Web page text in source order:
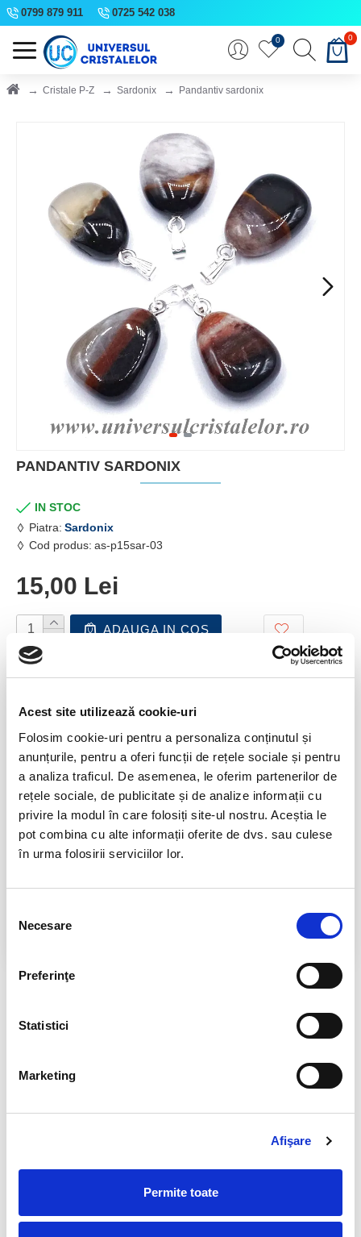
Acest site utilizează cookie-uri
Folosim cookie-uri pentru a personaliza conținutul și
anunțurile, pentru a oferi funcții de rețele sociale și pentru
a analiza traficul. De asemenea, le oferim partenerilor de
rețele sociale, de publicitate și de analize informații cu
privire la modul în care folosiți site-ul nostru. Aceștia le
pot combina cu alte informații oferite de dvs. sau culese
în urma folosirii serviciilor lor.
consimțământului
Necesare
Preferinţe
Statistici
Marketing
Afişare
Permite toate
0799 879 911 0725 542 038
0 0
Cristale P-Z Sardonix Pandantiv sardonix
PANDANTIV SARDONIX
IN STOC
Piatra: Sardonix
Cod produs: as-p15sar-03
15,00 Lei
ADAUGA IN COS
0799.879.911 / 0723.145.611
TELEFON INFORMATII
0725.542.038
TRANSPORT GRATUIT
la comenzi de peste 239 lei
CALITATE PRODUSE
atent selectionate
RETURNARE PRODUSE
Nu sunt opinii despre acest produs.
Autentifică-te
pentru a putea
DIN ACEEASI CATEGORIE